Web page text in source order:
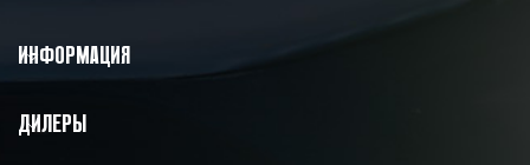
ИНФОРМАЦИЯ
ДИЛЕРЫ